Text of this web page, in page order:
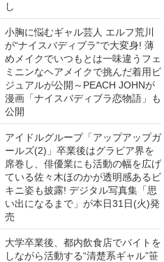
し
小胸に悩むギャル芸人 エルフ荒川
が“ナイスバディブラ”で大変身! 薄
めメイクでいつもとは一味違うフェ
ミニンなヘアメイクで挑んだ着用ビ
ジュアルが公開～PEACH JOHNが
漫画「ナイスバディブラ恋物語」も
公開
アイドルグループ「アップアップガ
ールズ(2)」卒業後はグラビア界を
席巻し、俳優業にも活動の幅を広げ
ている佐々木ほのかが透明感あるビ
キニ姿も披露! デジタル写真集「思
い出になるまで」が本日31日(火)発
売
大学卒業後、都内飲食店でバイトを
しながら活動する“清楚系ギャル”笹